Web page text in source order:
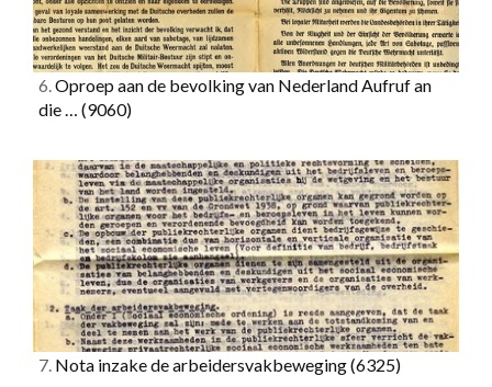
6.Oproep aan de bevolking van Nederland Aufruf an
die … (9060)
7. Nota inzake de arbeidersvakbeweging(6325)